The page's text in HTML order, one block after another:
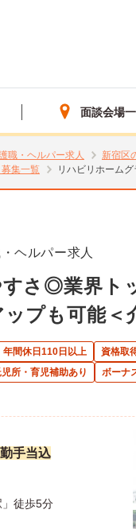
面談会場
職・ヘルパー求人
新宿区
集一覧
リハビリホーム
ヘルパー求人
すさ◎業界ト
プも可能＜
年間休日110日以上 資格取
所・育児補助あり ボーナ
手当込
徒歩5分